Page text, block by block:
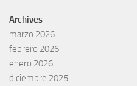
Archives
marzo 2026
febrero 2026
enero 2026
diciembre 2025